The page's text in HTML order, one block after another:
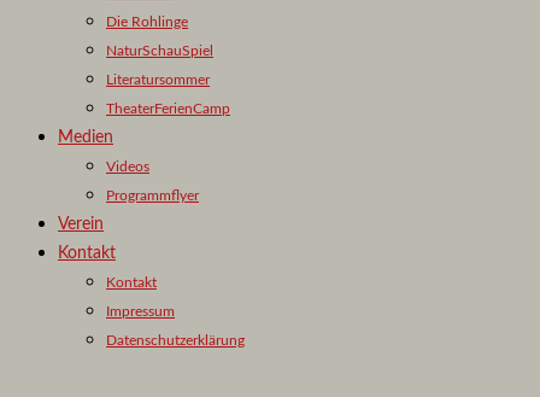
Die Rohlinge
NaturSchauSpiel
Literatursommer
TheaterFerienCamp
Medien
Videos
Programmflyer
Verein
Kontakt
Kontakt
Impressum
Datenschutzerklärung